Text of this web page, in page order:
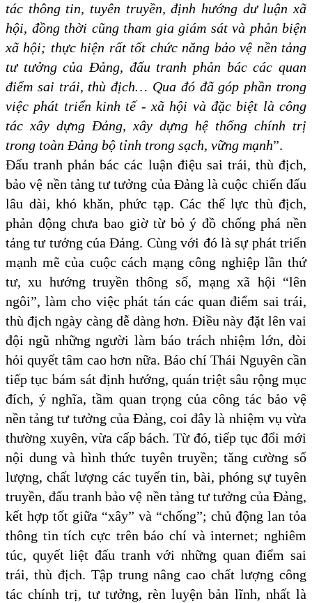
tác thông tin, tuyên truyền, định hướng dư luận xã
hội, đồng thời cũng tham gia giám sát và phản biện
xã hội; thực hiện rất tốt chức năng bảo vệ nền tảng
tư tưởng của Đảng, đấu tranh phản bác các quan
điểm sai trái, thù địch… Qua đó đã góp phần trong
việc phát triển kinh tế - xã hội và đặc biệt là công
tác xây dựng Đảng, xây dựng hệ thống chính trị
trong toàn Đảng bộ tỉnh trong sạch, vững mạnh”.
Đấu tranh phản bác các luận điệu sai trái, thù địch,
bảo vệ nền tảng tư tưởng của Đảng là cuộc chiến đấu
lâu dài, khó khăn, phức tạp. Các thế lực thù địch,
phản động chưa bao giờ từ bỏ ý đồ chống phá nền
tảng tư tưởng của Đảng. Cùng với đó là sự phát triển
mạnh mẽ của cuộc cách mạng công nghiệp lần thứ
tư, xu hướng truyền thông số, mạng xã hội “lên
ngôi”, làm cho việc phát tán các quan điểm sai trái,
thù địch ngày càng dễ dàng hơn. Điều này đặt lên vai
đội ngũ những người làm báo trách nhiệm lớn, đòi
hỏi quyết tâm cao hơn nữa. Báo chí Thái Nguyên cần
tiếp tục bám sát định hướng, quán triệt sâu rộng mục
đích, ý nghĩa, tầm quan trọng của công tác bảo vệ
nền tảng tư tưởng của Đảng, coi đây là nhiệm vụ vừa
thường xuyên, vừa cấp bách. Từ đó, tiếp tục đổi mới
nội dung và hình thức tuyên truyền; tăng cường số
lượng, chất lượng các tuyến tin, bài, phóng sự tuyên
truyền, đấu tranh bảo vệ nền tảng tư tưởng của Đảng,
kết hợp tốt giữa “xây” và “chống”; chủ động lan tỏa
thông tin tích cực trên báo chí và internet; nghiêm
túc, quyết liệt đấu tranh với những quan điểm sai
trái, thù địch. Tập trung nâng cao chất lượng công
tác chính trị, tư tưởng, rèn luyện bản lĩnh, nhất là